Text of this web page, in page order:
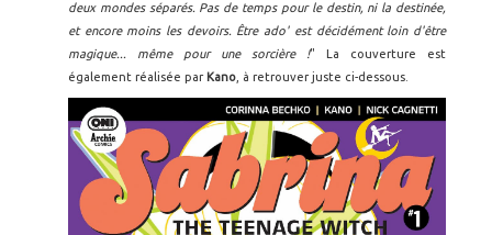
deux mondes séparés. Pas de temps pour le destin, ni la destinée,
et encore moins les devoirs. Être ado' est décidément loin d'être
magique... même pour une sorcière !" La couverture est
également réalisée par Kano , à retrouver juste ci-dessous.